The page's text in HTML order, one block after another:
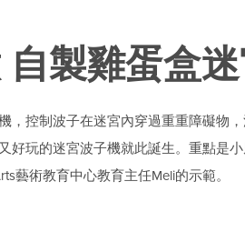
製雞蛋盒
，控制波子在迷宮內穿過重重障礙物
好玩的迷宮波子機就此誕生。重點是
藝術教育中心教育主任Meli的示範。